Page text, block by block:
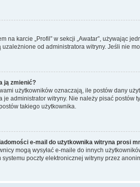
na karcie „Profil” w sekcji „Awatar”, używając
od administratora witryny. Jeśli nie
ją zmienić?
użytkowników oznaczają, ile postów dany
je administrator witryny. Nie należy pisać postów
takiego użytkownika.
e-mail do użytkownika witryna prosi
mogą wysyłać e-maile do innych
systemu poczty elektronicznej witryny przez